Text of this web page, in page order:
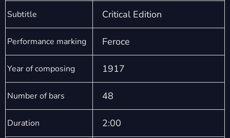
Subtitle Critical Edition
Performance marking Feroce
Year of composing 1917
Number of bars 48
Duration 2:00